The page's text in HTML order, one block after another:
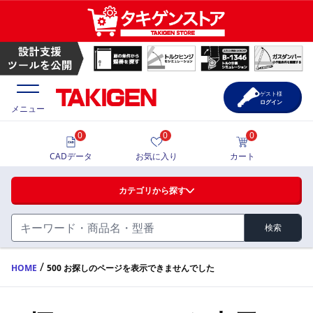
ハンドル・取手・つまみ・周辺機器
FA・A
蝶番・ステー・周辺機器
価格一覧
製品カタログ
メニュー
カテゴリから探す
検索
0
CADデータ
0
お気に入り
0
カート
ゲスト様
ログイン
HOME / 500 お探しのページを表示できませんでした